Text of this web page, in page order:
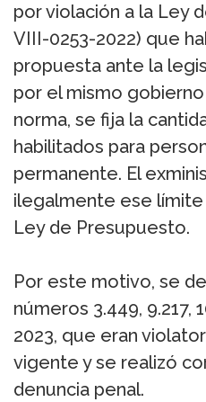
por violación a la Ley
VIII-0253-2022) que
propuesta ante la
por el mismo
norma, se fija la
habilitados para
permanente. El
ilegalmente ese
Ley de Presupuesto.
Por este motivo, se
números 3.449, 9.217,
2023, que eran
vigente y se realizó
denuncia penal.